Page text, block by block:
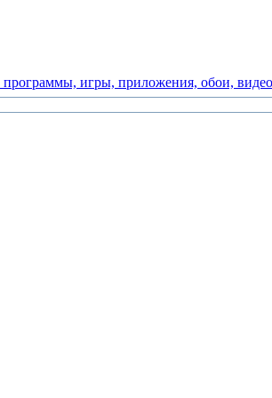
программы, игры, приложения, обои, видео